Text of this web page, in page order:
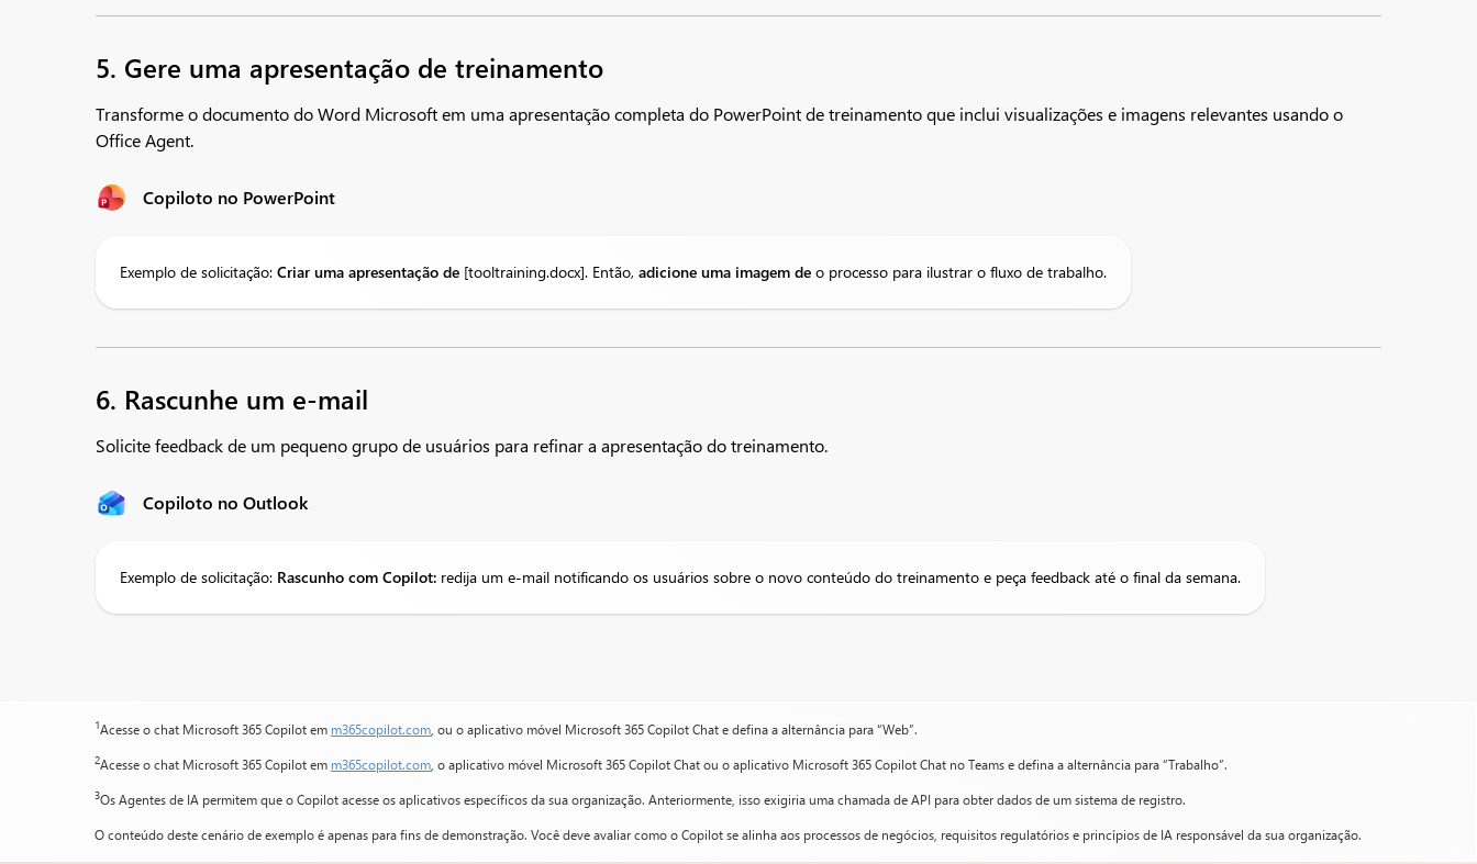
5. Gere uma apresentação de treinamento
Transforme o documento do Word Microsoft em uma apresentação completa do PowerPoint de treinamento que inclui visualizações e imagens relevantes usando o
Office Agent.
Copiloto no PowerPoint
Exemplo de solicitação: Criar uma apresentação de [tooltraining.docx]. Então, adicione uma imagem de o processo para ilustrar o fluxo de trabalho.
6. Rascunhe um e-mail
Solicite feedback de um pequeno grupo de usuários para refinar a apresentação do treinamento.​
Copiloto no Outlook
Exemplo de solicitação: Rascunho com Copilot: redija um e-mail notificando os usuários sobre o novo conteúdo do treinamento e peça feedback até o final da semana.
1Acesse o chat Microsoft 365 Copilot em m365copilot.com , ou o aplicativo móvel Microsoft 365 Copilot Chat e defina a alternância para “Web”.
2Acesse o chat Microsoft 365 Copilot em m365copilot.com , o aplicativo móvel Microsoft 365 Copilot Chat ou o aplicativo Microsoft 365 Copilot Chat no Teams e defina a alternância para “Trabalho”.
3Os Agentes de IA permitem que o Copilot acesse os aplicativos específicos da sua organização. Anteriormente, isso exigiria uma chamada de API para obter dados de um sistema de registro.
O conteúdo deste cenário de exemplo é apenas para fins de demonstração. Você deve avaliar como o Copilot se alinha aos processos de negócios, requisitos regulatórios e princípios de IA responsável da sua organização.